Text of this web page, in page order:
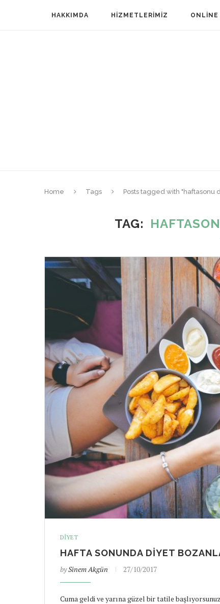
HAKKIMDA HIZMETLERIMIZ ONLINE
Home Tags Posts tagged with "haftasonu
TAG
DIYET
HAFTA SONUNDA DIYET
bySinem Akgün 27/10/2017
Cuma geldi ve yarına güzel bir tatile başlıyorsunuz